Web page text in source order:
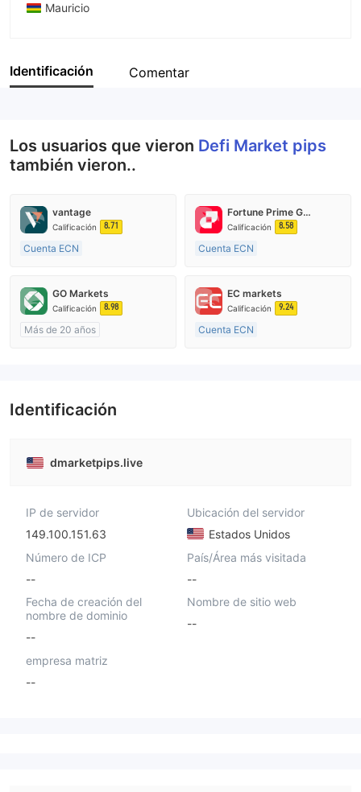
Mauricio
Empresa
Identificación Comentar
Los usuarios que vieron Defi Market pips
también vieron..
vantage
Calificación 8.71
Cuenta ECN
Supervisión en Australia
Licencia completa de MT4
Fortune Prime Global
Calificación 8.58
Cuenta ECN
Supervisión en Australia
GO Markets
Calificación 8.98
Más de 20 años
EC markets
Calificación 9.24
Cuenta ECN
Identificación
dmarketpips.live
IP de servidor
149.100.151.63
Ubicación del servidor
Estados Unidos
Número de ICP
--
País/Área más visitada
--
Fecha de creación del
nombre de dominio
--
Nombre de sitio web
--
empresa matriz
--